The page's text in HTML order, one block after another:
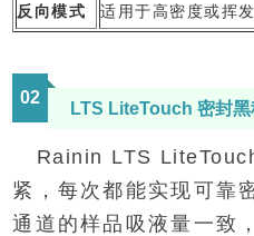
反向模式 适用于高密度或挥
02
LTS LiteTouch 密封黑
Rainin LTS
紧，每次都能实现可靠
通道的样品吸液量一致